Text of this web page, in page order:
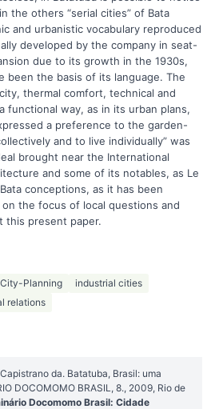
the others “serial cities” of Bata
and urbanistic vocabulary reproduced
developed by the company in seat-
due to its growth in the 1930s,
been the basis of its language. The
thermal comfort, technical and
functional way, as in its urban plans,
a preference to the garden-
and to live individually” was
brought near the International
and some of its notables, as Le
conceptions, as it has been
the focus of local questions and
this present paper.
Planning
industrial cities
relations
da. Batatuba, Brasil: uma
DOCOMOMO BRASIL, 8., 2009, Rio de
Docomomo Brasil: Cidade